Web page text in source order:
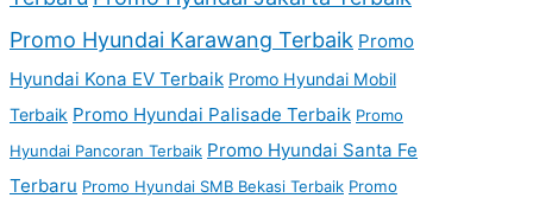
Promo Hyundai Karawang Terbaik Promo
Hyundai Kona EV Terbaik Promo Hyundai Mobil
Terbaik Promo Hyundai Palisade Terbaik Promo
Hyundai Pancoran Terbaik Promo Hyundai Santa Fe
Terbaru Promo Hyundai SMB Bekasi Terbaik Promo